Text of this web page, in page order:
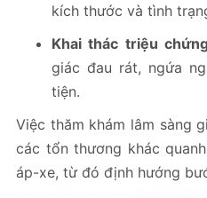
kích thước và tình
Khai thác triệu
giác đau rát, ngứa
tiện.
Việc thăm khám lâm sàng
các tổn thương khác
áp-xe, từ đó định hướng